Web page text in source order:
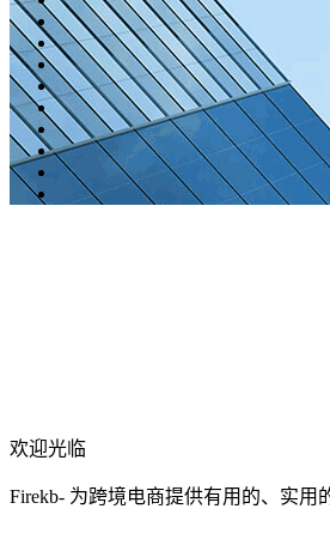
欢迎光临
Firekb- 为跨境电商提供有用的、实用